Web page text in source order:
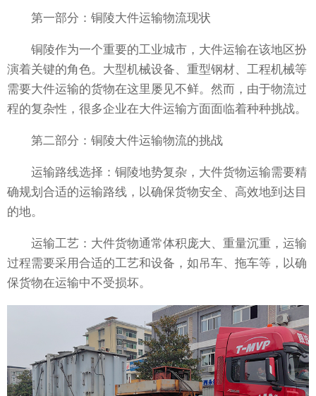
第一部分：铜陵大件运输物流现状
铜陵作为一个重要的工业城市，大件运输在该地区扮
演着关键的角色。大型机械设备、重型钢材、工程机械等
需要大件运输的货物在这里屡见不鲜。然而，由于物流过
程的复杂性，很多企业在大件运输方面面临着种种挑战。
第二部分：铜陵大件运输物流的挑战
运输路线选择：铜陵地势复杂，大件货物运输需要精
确规划合适的运输路线，以确保货物安全、高效地到达目
的地。
运输工艺：大件货物通常体积庞大、重量沉重，运输
过程需要采用合适的工艺和设备，如吊车、拖车等，以确
保货物在运输中不受损坏。